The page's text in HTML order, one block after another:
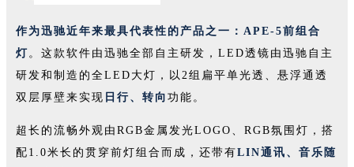
作为迅驰近年来最具代表性的产品之一：APE-5前组合
灯。这款软件由迅驰全部自主研发，LED透镜由迅驰自主
研发和制造的全LED大灯，以2组扁平单光透、悬浮通透
双层厚壁来实现 日行、转向 功能。
超长的流畅外观由RGB金属发光LOGO、RGB氛围灯，搭
配1.0米长的贯穿前灯组合而成，还带有LIN通讯、音乐随